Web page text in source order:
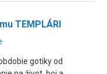
TEMPLÁRI
gotiky od